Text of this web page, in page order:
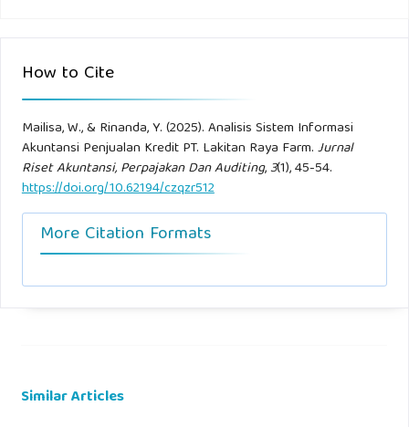
How to Cite
Mailisa, W., & Rinanda, Y. (2025). Analisis Sistem Informasi
Akuntansi Penjualan Kredit PT. Lakitan Raya Farm.Jurnal
Riset Akuntansi, Perpajakan Dan Auditing,3(1), 45-54.
https://doi.org/10.62194/czqzr512
More Citation Formats
Similar Articles